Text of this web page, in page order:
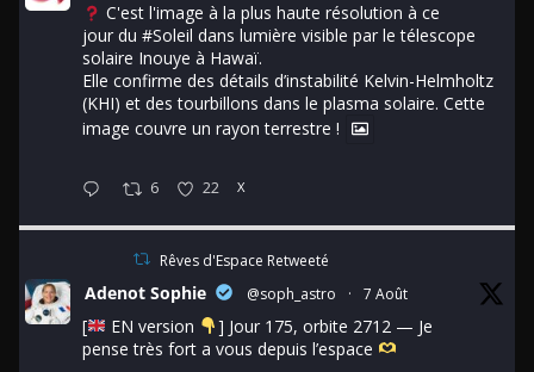
C'est l'image à la plus haute résolution à ce
jour du #Soleil dans lumière visible par le télescope
solaire Inouye à Hawaï.
Elle confirme des détails d’instabilité Kelvin-Helmholtz
(KHI) et des tourbillons dans le plasma solaire. Cette
image couvre un rayon terrestre !
6 22 X
Rêves d'Espace Retweeté
Adenot Sophie @soph_astro · 7 Août
[ EN version
] Jour 175, orbite 2712 — Je
pense très fort a vous depuis l’espace